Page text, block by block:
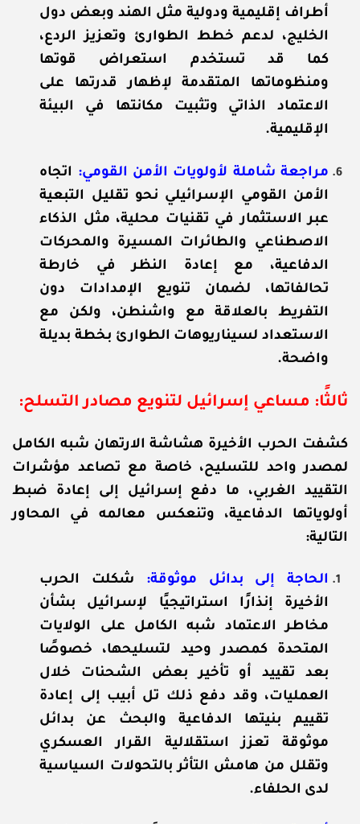
أطراف إقليمية ودولية مثل الهند وبعض دول
الخليج، لدعم خطط الطوارئ وتعزيز الردع،
كما قد تستخدم استعراض قوتها
ومنظوماتها المتقدمة لإظهار قدرتها على
الاعتماد الذاتي وتثبيت مكانتها في البيئة
الإقليمية.
مراجعة شاملة لأولويات الأمن القومي: اتجاه
الأمن القومي الإسرائيلي نحو تقليل التبعية
عبر الاستثمار في تقنيات محلية، مثل الذكاء
الاصطناعي والطائرات المسيرة والمحركات
الدفاعية، مع إعادة النظر في خارطة
تحالفاتها، لضمان تنويع الإمدادات دون
التفريط بالعلاقة مع واشنطن، ولكن مع
الاستعداد لسيناريوهات الطوارئ بخطة بديلة
واضحة.
ثالثًا: مساعي إسرائيل لتنويع مصادر التسلح:
كشفت الحرب الأخيرة هشاشة الارتهان شبه الكامل
لمصدر واحد للتسليح، خاصة مع تصاعد مؤشرات
التقييد الغربي، ما دفع إسرائيل إلى إعادة ضبط
أولوياتها الدفاعية، وتنعكس معالمه في المحاور
التالية:
الحاجة إلى بدائل موثوقة:
شكلت الحرب
الأخيرة إنذارًا استراتيجيًا لإسرائيل بشأن
مخاطر الاعتماد شبه الكامل على الولايات
المتحدة كمصدر وحيد لتسليحها، خصوصًا
بعد تقييد أو تأخير بعض الشحنات خلال
العمليات، وقد دفع ذلك تل أبيب إلى إعادة
تقييم بنيتها الدفاعية والبحث عن بدائل
موثوقة تعزز استقلالية القرار العسكري
وتقلل من هامش التأثر بالتحولات السياسية
لدى الحلفاء.